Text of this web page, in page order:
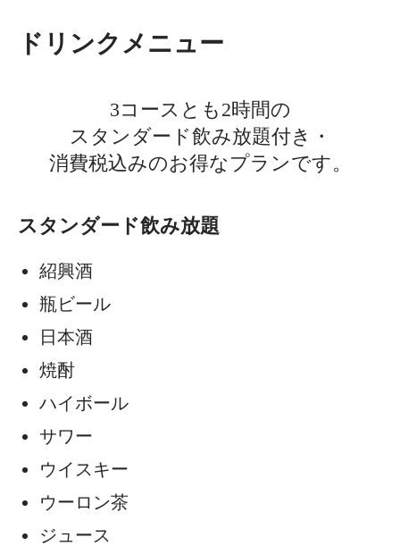
ドリンクメニュー
3コースとも2時間の
スタンダード飲み放題付き・
消費税込みのお得なプランです。
スタンダード飲み放題
紹興酒
瓶ビール
日本酒
焼酎
ハイボール
サワー
ウイスキー
ウーロン茶
ジュース